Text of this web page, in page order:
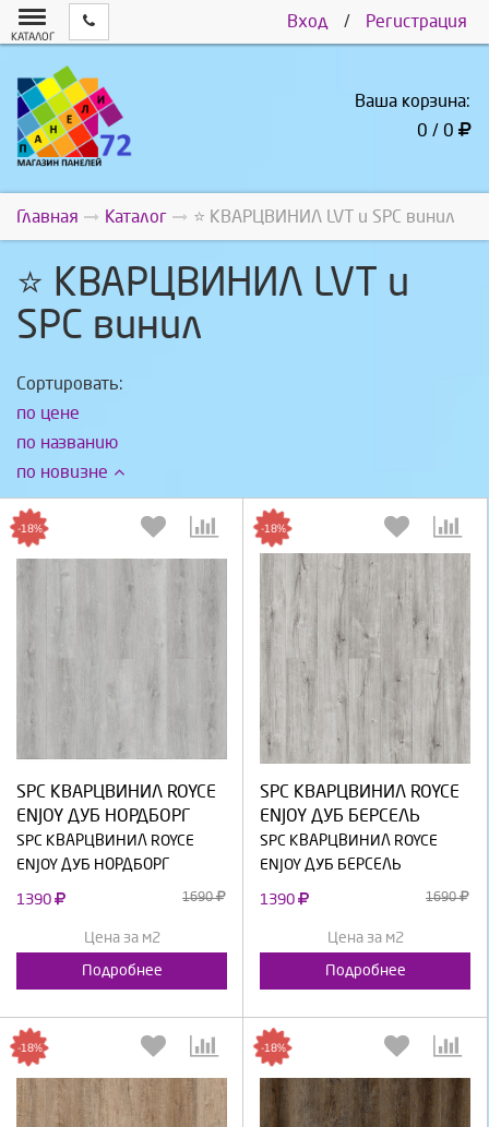
Вход / Регистрация
КАТАЛОГ
Ваша корзина:
0 / 0
Главная Каталог ⭐ КВАРЦВИНИЛ LVT и SPС винил
⭐ КВАРЦВИНИЛ LVT и
SPС винил
Сортировать:
по цене
по названию
по новизне
SPC КВАРЦВИНИЛ ROYCE
ENJOY ДУБ НОРДБОРГ
SPC КВАРЦВИНИЛ ROYCE
ENJOY ДУБ НОРДБОРГ
-18%
1390 1690
Цена за м2
Подробнее
Выберите количество:
Продолжить Отмена
SPC КВАРЦВИНИЛ ROYCE
ENJOY ДУБ БЕРСЕЛЬ
SPC КВАРЦВИНИЛ ROYCE
ENJOY ДУБ БЕРСЕЛЬ
-18%
1390 1690
Цена за м2
Подробнее
Выберите количество:
Продолжить Отмена
-18% -18%